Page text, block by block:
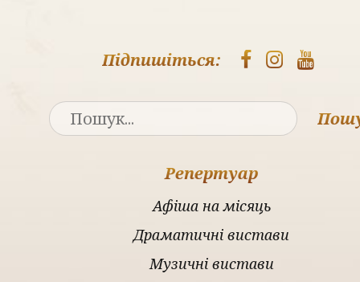
Підпишіться:
Репертуар
Афіша на місяць
Драматичні вистави
Музичні вистави